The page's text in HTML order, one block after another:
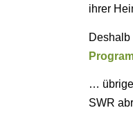
ihrer
Deshalb
…
SWR